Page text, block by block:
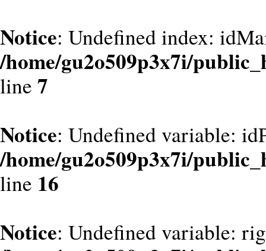
Notice: Undefined index:
/home/gu2o509p3x7i/
line 7
Notice: Undefined variable:
/home/gu2o509p3x7i/
line 16
Notice: Undefined variable: